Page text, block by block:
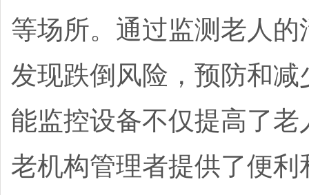
等场所。通过监测老人
发现跌倒风险，预防和
能监控设备不仅提高了
老机构管理者提供了便利